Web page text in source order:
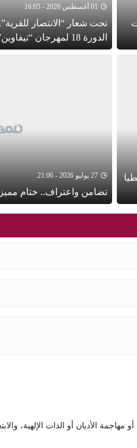
01 أغسطس 2026 - 16:05
تحت شعار “الانتصار
الدورة 18 لمهرجان “تيفاوين” بمشاركة 450 فنانا
27 يوليو 2026 - 21:06
تضامن واعتراف.. ختام مميز
الأديان أو الذات الإلهية،